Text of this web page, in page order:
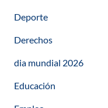
Deporte
Derechos
dia mundial 2026
Educación